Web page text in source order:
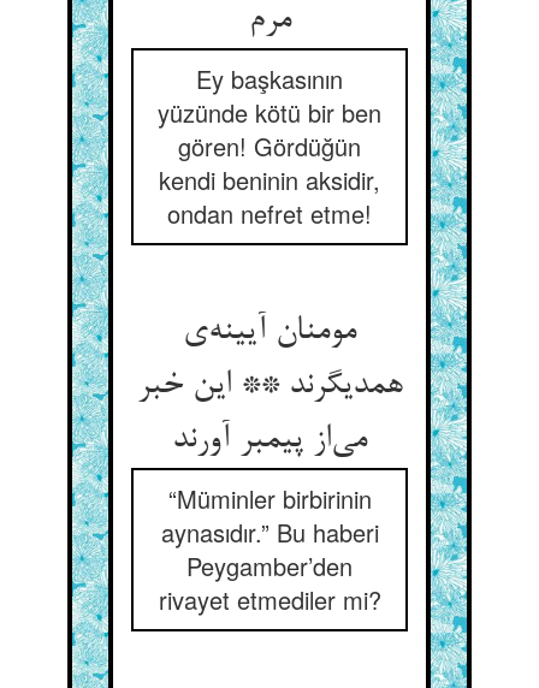
مرم‌‌
Ey başkasının
yüzünde kötü bir ben
gören! Gördüğün
kendi beninin aksidir,
ondan nefret etme!
مومنان آیینه‌‌ی
همدیگرند ** این خبر
می‌‌از پیمبر آورند
“Müminler birbirinin
aynasıdır.” Bu haberi
Peygamber’den
rivayet etmediler mi?